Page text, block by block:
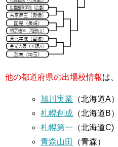
他の都道府県の出場校情報は、
旭川実業 （北海道A）
札幌創成 （北海道B）
札幌第一 （北海道C)
青森山田
（青森）